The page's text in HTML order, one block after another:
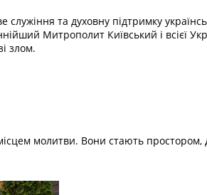
та духовну підтримку
Митрополит Київський і всієї
злом.
молитви. Вони стають